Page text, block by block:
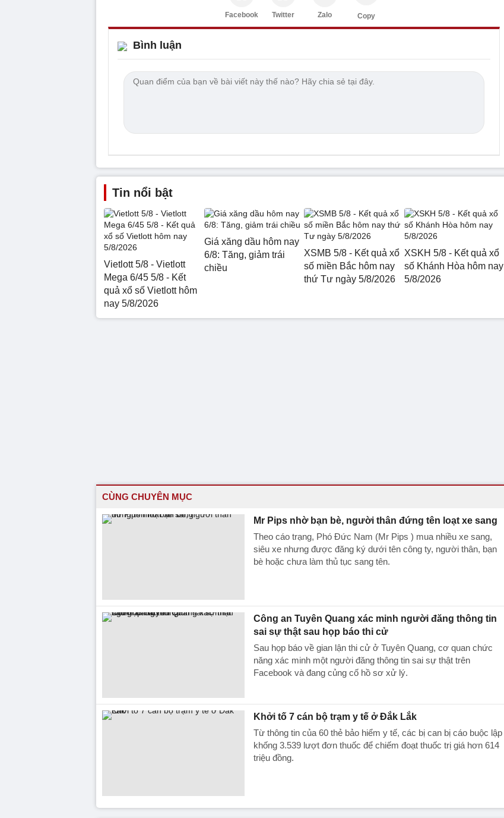
Facebook Twitter Zalo Copy
Bình luận
Tin nổi bật
Vietlott 5/8 - Vietlott
Mega 6/45 5/8 - Kết
quả xổ số Vietlott hôm
nay 5/8/2026
Giá xăng dầu hôm nay
6/8: Tăng, giảm trái
chiều
XSMB 5/8 - Kết quả xổ
số miền Bắc hôm nay
thứ Tư ngày 5/8/2026
XSKH 5/8 - Kết quả xổ
số Khánh Hòa hôm nay
5/8/2026
CÙNG CHUYÊN MỤC
Mr Pips nhờ bạn bè, người thân đứng tên loạt xe sang
Theo cáo trạng, Phó Đức Nam (Mr Pips ) mua nhiều xe sang,
siêu xe nhưng được đăng ký dưới tên công ty, người thân, bạn
bè hoặc chưa làm thủ tục sang tên.
Công an Tuyên Quang xác minh người đăng thông tin
sai sự thật sau họp báo thi cử
Sau họp báo về gian lận thi cử ở Tuyên Quang, cơ quan chức
năng xác minh một người đăng thông tin sai sự thật trên
Facebook và đang củng cố hồ sơ xử lý.
Khởi tố 7 cán bộ trạm y tế ở Đắk Lắk
Từ thông tin của 60 thẻ bảo hiểm y tế, các bị can bị cáo buộc lập
khống 3.539 lượt đơn thuốc để chiếm đoạt thuốc trị giá hơn 614
triệu đồng.